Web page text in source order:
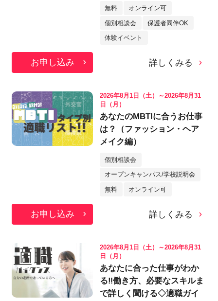
無料 オンライン可
個別相談会 保護者同伴OK
体験イベント
お申し込み 詳しくみる
2026年8月1日（土）～2026年8月31
日（月）
あなたのMBTIに合うお仕事
は？（ファッション・ヘア
メイク編）
個別相談会
オープンキャンパス/学校説明会
無料 オンライン可
お申し込み 詳しくみる
2026年8月1日（土）～2026年8月31
日（月）
あなたに合った仕事がわか
る‼働き方、必要なスキルま
で詳しく聞ける◇適職ガイ